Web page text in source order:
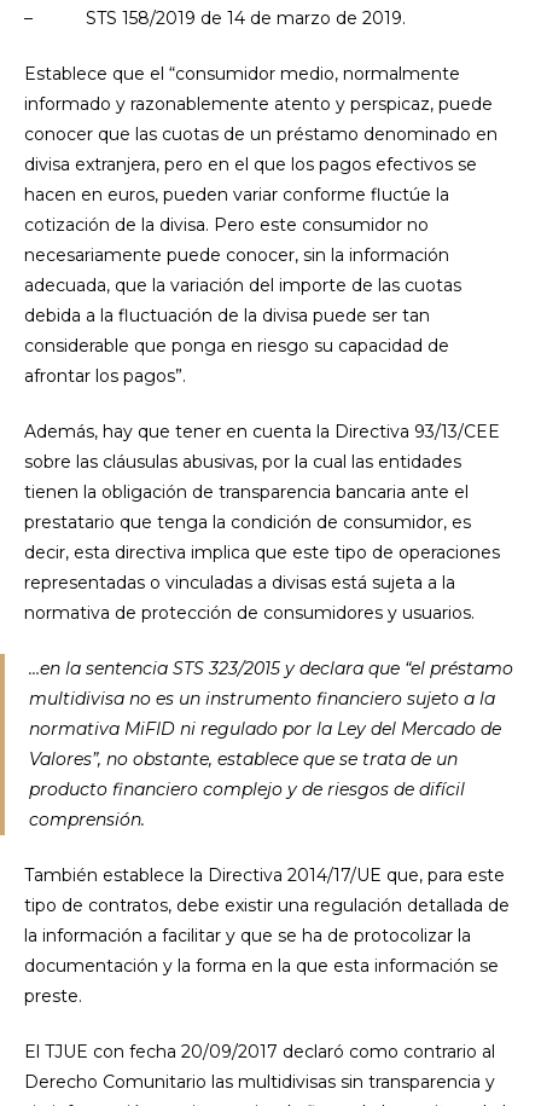
– STS 158/2019 de 14 de marzo de 2019.
Establece que el “consumidor medio, normalmente
informado y razonablemente atento y perspicaz, puede
conocer que las cuotas de un préstamo denominado en
divisa extranjera, pero en el que los pagos efectivos se
hacen en euros, pueden variar conforme fluctúe la
cotización de la divisa. Pero este consumidor no
necesariamente puede conocer, sin la información
adecuada, que la variación del importe de las cuotas
debida a la fluctuación de la divisa puede ser tan
considerable que ponga en riesgo su capacidad de
afrontar los pagos”.
Además, hay que tener en cuenta la Directiva 93/13/CEE
sobre las cláusulas abusivas, por la cual las entidades
tienen la obligación de transparencia bancaria ante el
prestatario que tenga la condición de consumidor, es
decir, esta directiva implica que este tipo de operaciones
representadas o vinculadas a divisas está sujeta a la
normativa de protección de consumidores y usuarios.
…en la sentencia STS 323/2015 y declara que “el préstamo
multidivisa no es un instrumento financiero sujeto a la
normativa MiFID ni regulado por la Ley del Mercado de
Valores”, no obstante, establece que se trata de un
producto financiero complejo y de riesgos de difícil
comprensión.
También establece la Directiva 2014/17/UE que, para este
tipo de contratos, debe existir una regulación detallada de
la información a facilitar y que se ha de protocolizar la
documentación y la forma en la que esta información se
preste.
El TJUE con fecha 20/09/2017 declaró como contrario al
Derecho Comunitario las multidivisas sin transparencia y